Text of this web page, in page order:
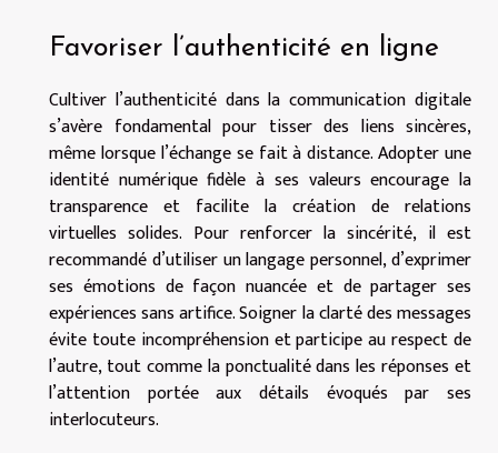
Favoriser l’authenticité en ligne
Cultiver l’authenticité dans la communication digitale
s’avère fondamental pour tisser des liens sincères,
même lorsque l’échange se fait à distance. Adopter une
identité numérique fidèle à ses valeurs encourage la
transparence et facilite la création de relations
virtuelles solides. Pour renforcer la sincérité, il est
recommandé d’utiliser un langage personnel, d’exprimer
ses émotions de façon nuancée et de partager ses
expériences sans artifice. Soigner la clarté des messages
évite toute incompréhension et participe au respect de
l’autre, tout comme la ponctualité dans les réponses et
l’attention portée aux détails évoqués par ses
interlocuteurs.